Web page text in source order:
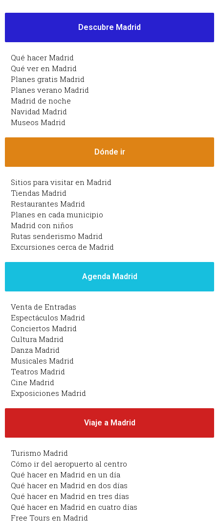
Descubre Madrid
Qué hacer Madrid
Qué ver en Madrid
Planes gratis Madrid
Planes verano Madrid
Madrid de noche
Navidad Madrid
Museos Madrid
Dónde ir
Sitios para visitar en Madrid
Tiendas Madrid
Restaurantes Madrid
Planes en cada municipio
Madrid con niños
Rutas senderismo Madrid
Excursiones cerca de Madrid
Agenda Madrid
Venta de Entradas
Espectáculos Madrid
Conciertos Madrid
Cultura Madrid
Danza Madrid
Musicales Madrid
Teatros Madrid
Cine Madrid
Exposiciones Madrid
Viaje a Madrid
Turismo Madrid
Cómo ir del aeropuerto al centro
Qué hacer en Madrid en un día
Qué hacer en Madrid en dos días
Qué hacer en Madrid en tres días
Qué hacer en Madrid en cuatro días
Free Tours en Madrid